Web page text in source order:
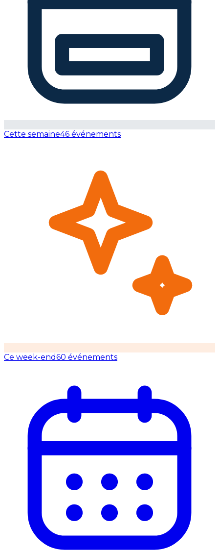
Cette semaine46 événements
Ce week-end60 événements